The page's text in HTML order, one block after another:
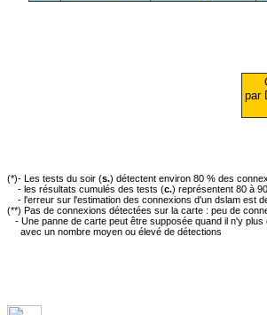
par
(*)- Les tests du soir (s.) détectent environ 80 % des
- les résultats cumulés des tests (c.) représentent 80 à
- l'erreur sur l'estimation des connexions d'un dslam est
(**) Pas de connexions détectées sur la carte : peu de
- Une panne de carte peut être supposée quand il n'y
avec un nombre moyen ou élevé de détections